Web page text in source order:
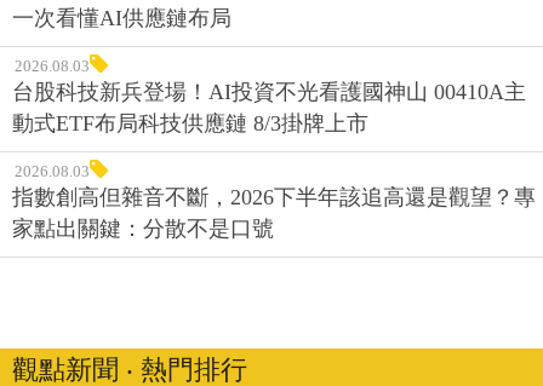
一次看懂AI供應鏈布局
2026.08.03
台股科技新兵登場！AI投資不光看護國神山 00410A主
動式ETF布局科技供應鏈 8/3掛牌上市
2026.08.03
指數創高但雜音不斷，2026下半年該追高還是觀望？專
家點出關鍵：分散不是口號
觀點新聞 ‧ 熱門排行